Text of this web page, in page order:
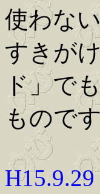
使わな
すきが
ド」で
もので